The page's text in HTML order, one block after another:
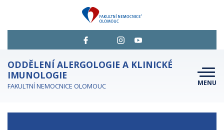
ODDĚLENÍ ALERGOLOGIE A KLINICKÉ
IMUNOLOGIE
FAKULTNÍ NEMOCNICE OLOMOUC MENU